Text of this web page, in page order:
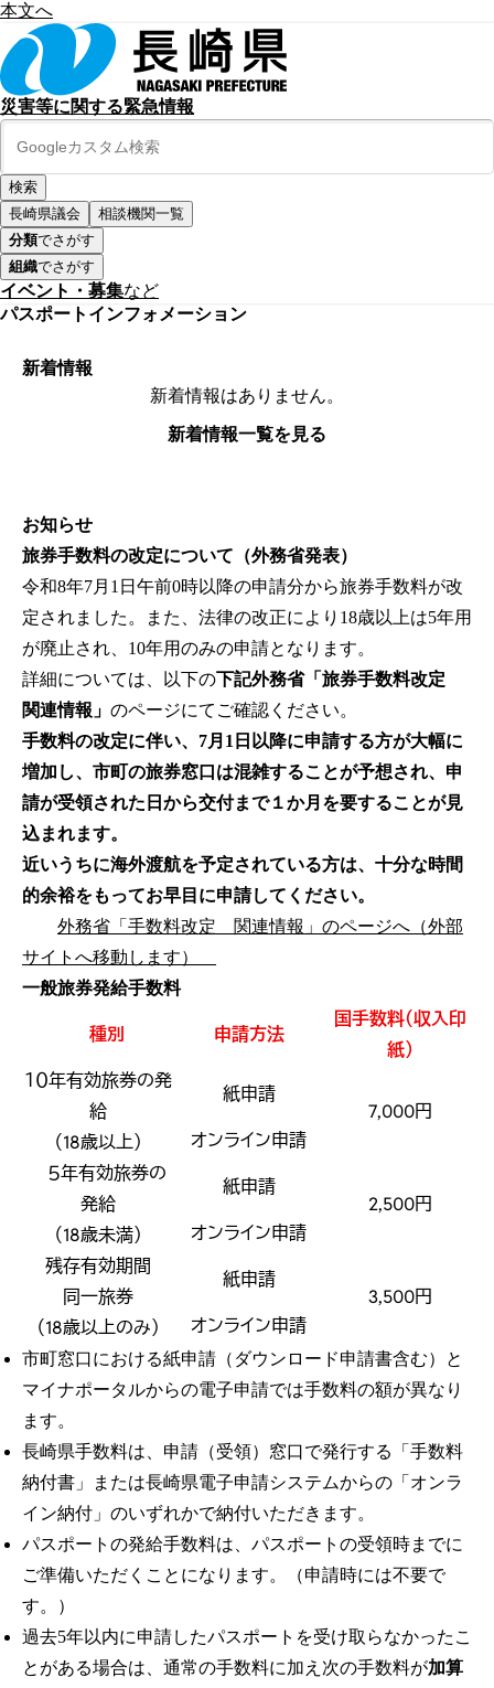
本文へ
災害等に関する緊急情報
長崎県議会
相談機関一覧
分類でさがす
組織でさがす
イベント・募集など
パスポートインフォメーション
新着情報
新着情報はありません。
新着情報一覧を見る
お知らせ
旅券手数料の改定について（外務省発表）
令和8年7月1日午前0時以降の申請分から旅券手数料が改
定されました。また、法律の改正により18歳以上は5年用
が廃止され、10年用のみの申請となります。
詳細については、以下の下記外務省「旅券手数料改定
関連情報」 のページにてご確認ください。
手数料の改定に伴い、7月1日以降に申請する方が大幅に
増加し、市町の旅券窓口は混雑することが予想され、申
請が受領された日から交付まで１か月を要することが見
込まれます。
近いうちに海外渡航を予定されている方は、十分な時間
的余裕をもってお早目に申請してください。
外務省「手数料改定 関連情報」のページへ（外部
サイトへ移動します）
一般旅券発給手数料
種別 申請方法
国手数料（収入印
紙）
１０年有効旅券の発
給
（18歳以上）
紙申請
7,000円
オンライン申請
５年有効旅券の
発給
（18歳未満）
紙申請
2,500円
オンライン申請
残存有効期間
同一旅券
（18歳以上のみ）
紙申請
3,500円
オンライン申請
市町窓口における紙申請（ダウンロード申請書含む）と
マイナポータルからの電子申請では手数料の額が異なり
ます。
長崎県手数料は、申請（受領）窓口で発行する「手数料
納付書」または長崎県電子申請システムからの「オンラ
イン納付」のいずれかで納付いただきます。
パスポートの発給手数料は、パスポートの受領時までに
ご準備いただくことになります。（申請時には不要で
す。）
過去5年以内に申請したパスポートを受け取らなかったこ
とがある場合は、通常の手数料に加え次の手数料が加算